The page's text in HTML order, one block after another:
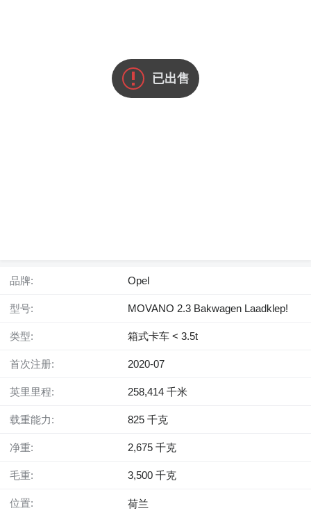
已出售
品牌: Opel
型号: MOVANO 2.3 Bakwagen Laadklep!
类型: 箱式卡车 < 3.5t
首次注册: 2020-07
英里里程: 258,414 千米
载重能力: 825 千克
净重: 2,675 千克
毛重: 3,500 千克
位置:
荷兰